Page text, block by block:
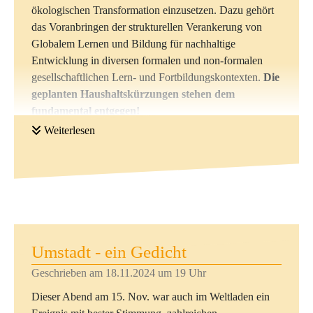
Zum guten Ende kam es zum konkreten Vergleich:
Schmeckt die auf einfachste Weise selbst hergestellte
Schokolade wenigsten ähnlich wie die aus dem Geschäft
(hatten wir zum Kosten mitgebracht)? Die eindeutiges
JA war zu vernehmen. Nicht sooo zart (conchiert), aber
sehr schokoladig/kakaoig ... Nach knapp drei Stunden
waren alle durchaus zufrieden und um so manches AHA
und (bis 25 g am Tag!) gesundes Lebensmittel, wir
Erzeugerfamilien willen, die auf jeden Doller/Euro
ökologischen Transformation einzusetzen. Dazu gehört
das Voranbringen der strukturellen Verankerung von
Globalem Lernen und Bildung für nachhaltige
Entwicklung in diversen formalen und non-formalen
gesellschaftlichen Lern- und Fortbildungskontexten. Die
geplanten Haushaltskürzungen stehen dem
fundamental entgegen!
Der Weltladen hat sich der "Kasseler Erklärung" im
und Mitarbeiterinnen angeschlossen und solidarisch
globales-lernen-bildung-fuer-nachhaltige-entwicklung-
Weiterlesen
Umstadt - ein Gedicht
Geschrieben am 18.11.2024 um 19 Uhr
Dieser Abend am 15. Nov. war auch im Weltladen ein